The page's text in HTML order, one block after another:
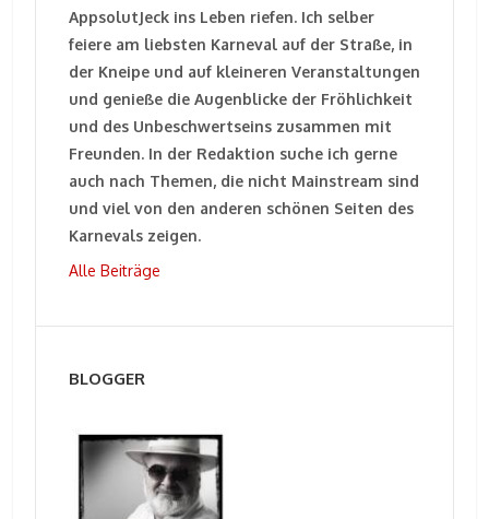
AppsolutJeck ins Leben riefen. Ich selber
feiere am liebsten Karneval auf der Straße, in
der Kneipe und auf kleineren Veranstaltungen
und genieße die Augenblicke der Fröhlichkeit
und des Unbeschwertseins zusammen mit
Freunden. In der Redaktion suche ich gerne
auch nach Themen, die nicht Mainstream sind
und viel von den anderen schönen Seiten des
Karnevals zeigen.
Alle Beiträge
BLOGGER